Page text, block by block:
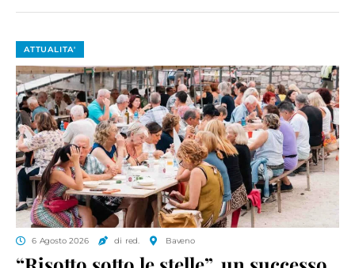
ATTUALITA'
6 Agosto 2026 di red. Baveno